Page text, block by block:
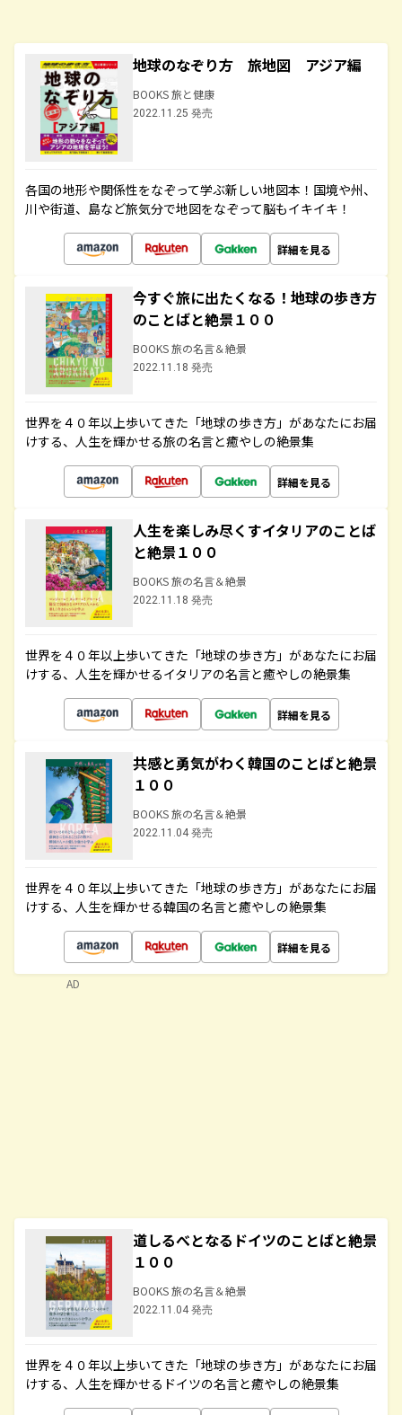
地球のなぞり方 旅地図 アジア編
BOOKS 旅と健康
2022.11.25 発売
各国の地形や関係性をなぞって学ぶ新しい地図本！国境や州、
川や街道、島など旅気分で地図をなぞって脳もイキイキ！
詳細を見る
今すぐ旅に出たくなる！地球の歩き方
のことばと絶景１００
BOOKS 旅の名言＆絶景
2022.11.18 発売
世界を４０年以上歩いてきた「地球の歩き方」があなたにお届
けする、人生を輝かせる旅の名言と癒やしの絶景集
詳細を見る
人生を楽しみ尽くすイタリアのことば
と絶景１００
BOOKS 旅の名言＆絶景
2022.11.18 発売
世界を４０年以上歩いてきた「地球の歩き方」があなたにお届
けする、人生を輝かせるイタリアの名言と癒やしの絶景集
詳細を見る
共感と勇気がわく韓国のことばと絶景
１００
BOOKS 旅の名言＆絶景
2022.11.04 発売
世界を４０年以上歩いてきた「地球の歩き方」があなたにお届
けする、人生を輝かせる韓国の名言と癒やしの絶景集
詳細を見る
道しるべとなるドイツのことばと絶景
１００
BOOKS 旅の名言＆絶景
2022.11.04 発売
世界を４０年以上歩いてきた「地球の歩き方」があなたにお届
けする、人生を輝かせるドイツの名言と癒やしの絶景集
AD